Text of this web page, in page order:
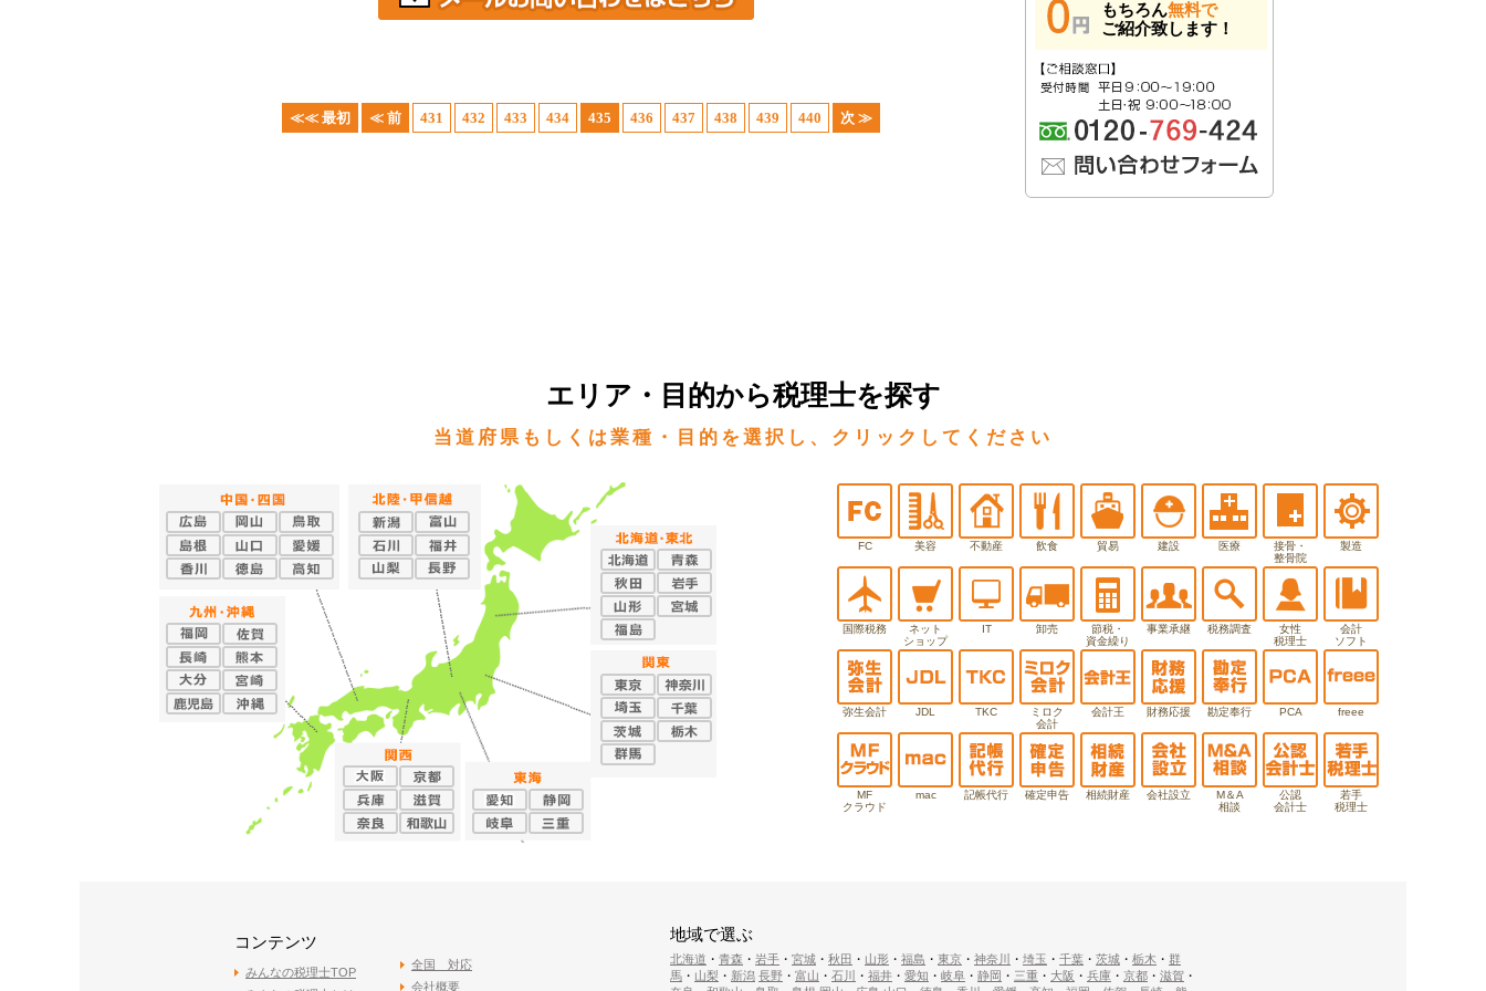
≪≪ 最初 ≪ 前 431 432 433 434 435 436 437 438 439 440 次 ≫
もちろん無料で
ご紹介致します！
エリア・目的から税理士を探す
当道府県もしくは業種・目的を選択し、クリックしてください
FC 美容 不動産 飲食 貿易 建設 医療
接骨・
整骨院
製造
国際税務
ネット
ショップ
IT 卸売
節税・
資金繰り
事業承継 税務調査
女性
税理士
会計
ソフト
弥生会計 JDL TKC
ミロク
会計
会計王 財務応援 勘定奉行 PCA freee
MF
クラウド
mac 記帳代行 確定申告 相続財産 会社設立
M＆A
相談
公認
会計士
若手
税理士
コンテンツ
みんなの税理士TOP
全国 対応
会社概要
地域で選ぶ
北海道 ・ 青森 ・ 岩手 ・ 宮城 ・ 秋田 ・ 山形 ・ 福島 ・ 東京 ・ 神奈川 ・ 埼玉 ・ 千葉 ・ 茨城 ・ 栃木 ・ 群
馬 ・ 山梨 ・ 新潟 長野 ・ 富山 ・ 石川 ・ 福井 ・ 愛知 ・ 岐阜 ・ 静岡 ・ 三重 ・ 大阪 ・ 兵庫 ・ 京都 ・ 滋賀 ・